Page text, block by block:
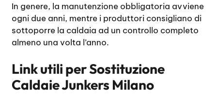
In genere, la manutenzione obbligatoria avviene
ogni due anni, mentre i produttori consigliano di
sottoporre la caldaia ad un controllo completo
almeno una volta l’anno.
Link utili perSostituzione
Caldaie Junkers Milano